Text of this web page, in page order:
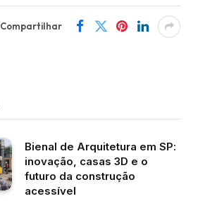
Compartilhar
Bienal de Arquitetura em SP:
inovação, casas 3D e o
futuro da construção
acessível